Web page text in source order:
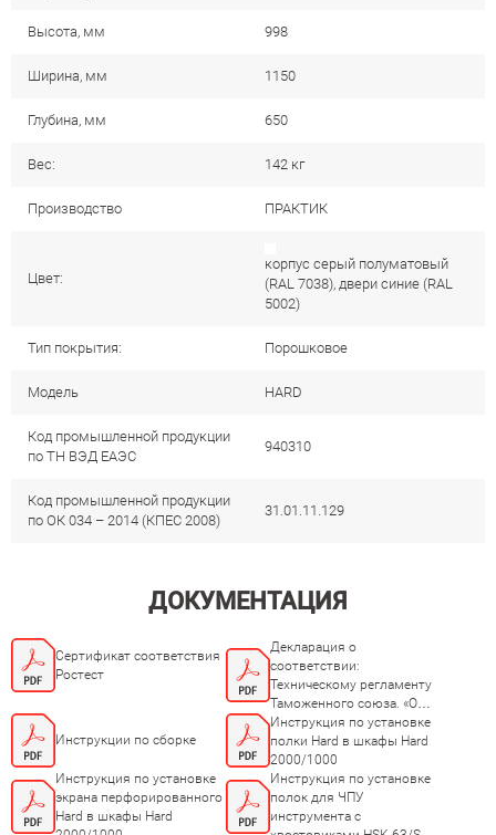
Высота, мм 998
Ширина, мм 1150
Глубина, мм 650
Вес: 142 кг
Производство ПРАКТИК
Цвет:
корпус серый полуматовый
(RAL 7038), двери синие (RAL
5002)
Тип покрытия: Порошковое
Модель HARD
Код промышленной продукции
по ТН ВЭД ЕАЭС
940310
Код промышленной продукции
по ОК 034 – 2014 (КПЕС 2008)
31.01.11.129
ДОКУМЕНТАЦИЯ
Сертификат соответствия
Ростест
Декларация о
соответствии:
Техническому регламенту
Таможенного союза. «О
безопасности мебельной
продукции ТР ТС
025/2012»
Инструкции по сборке
Инструкция по установке
полки Hard в шкафы Hard
2000/1000
Инструкция по установке
экрана перфорированного
Hard в шкафы Hard
Инструкция по установке
полок для ЧПУ
инструмента с